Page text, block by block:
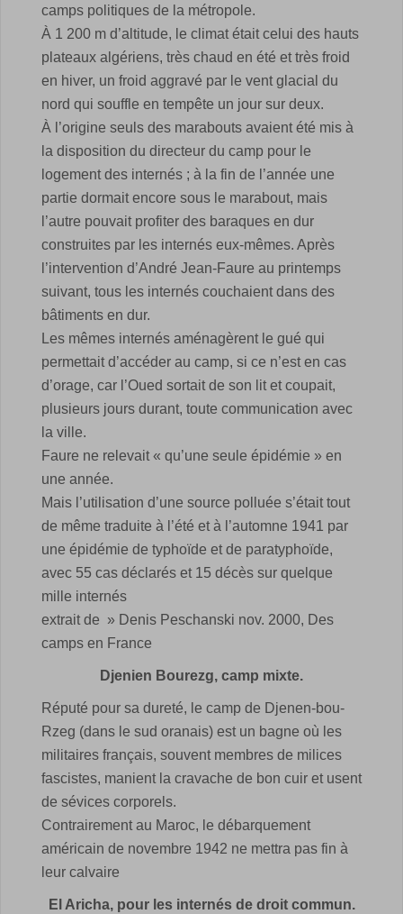
camps politiques de la métropole.
À 1 200 m d’altitude, le climat était celui des hauts
plateaux algériens, très chaud en été et très froid
en hiver, un froid aggravé par le vent glacial du
nord qui souffle en tempête un jour sur deux.
À l’origine seuls des marabouts avaient été mis à
la disposition du directeur du camp pour le
logement des internés ; à la fin de l’année une
partie dormait encore sous le marabout, mais
l’autre pouvait profiter des baraques en dur
construites par les internés eux-mêmes. Après
l’intervention d’André Jean-Faure au printemps
suivant, tous les internés couchaient dans des
bâtiments en dur.
Les mêmes internés aménagèrent le gué qui
permettait d’accéder au camp, si ce n’est en cas
d’orage, car l’Oued sortait de son lit et coupait,
plusieurs jours durant, toute communication avec
la ville.
Faure ne relevait « qu’une seule épidémie » en
une année.
Mais l’utilisation d’une source polluée s’était tout
de même traduite à l’été et à l’automne 1941 par
une épidémie de typhoïde et de paratyphoïde,
avec 55 cas déclarés et 15 décès sur quelque
mille internés
extrait de » Denis Peschanski nov. 2000, Des
camps en France
Djenien Bourezg, camp mixte.
Réputé pour sa dureté, le camp de Djenen-bou-
Rzeg (dans le sud oranais) est un bagne où les
militaires français, souvent membres de milices
fascistes, manient la cravache de bon cuir et usent
de sévices corporels.
Contrairement au Maroc, le débarquement
américain de novembre 1942 ne mettra pas fin à
leur calvaire
El Aricha, pour les internés de droit commun.